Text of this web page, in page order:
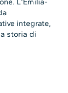
integrate,
storia di